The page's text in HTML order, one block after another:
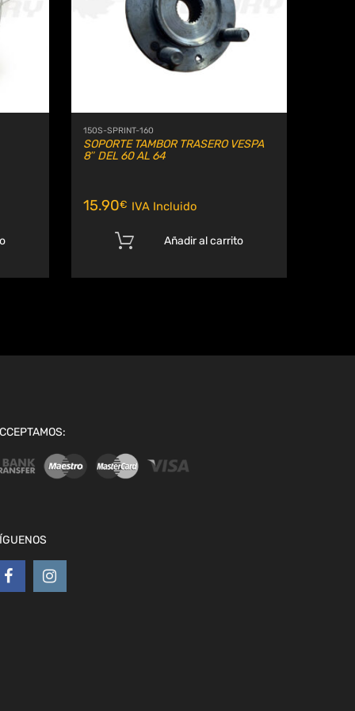
150S-SPRINT-160
SOPORTE TAMBOR TRASERO VESPA
8″ DEL 60 AL 64
15.90€ IVA Incluido
Añadir al carrito